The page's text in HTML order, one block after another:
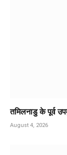
तमिलनाडु के पूर्व
August 4, 2026